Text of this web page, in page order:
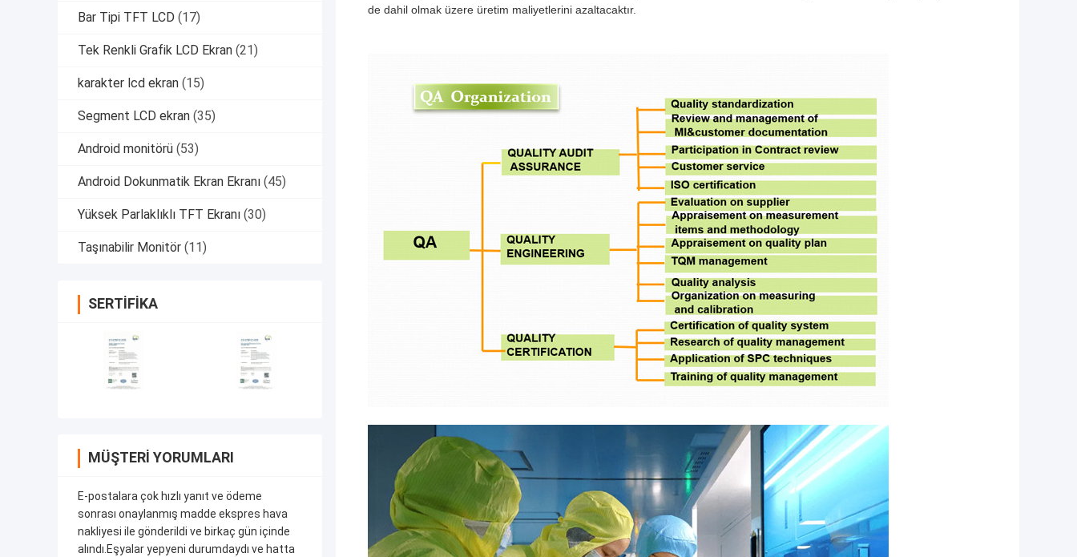
Bar Tipi TFT LCD (17)
Tek Renkli Grafik LCD Ekran (21)
karakter lcd ekran (15)
Segment LCD ekran (35)
Android monitörü (53)
Android Dokunmatik Ekran Ekranı (45)
Yüksek Parlaklıklı TFT Ekranı (30)
Taşınabilir Monitör (11)
SERTIFIKA
MÜŞTERI YORUMLARI
E-postalara çok hızlı yanıt ve ödeme
sonrası onaylanmış madde ekspres hava
nakliyesi ile gönderildi ve birkaç gün içinde
alındı.Eşyalar yepyeni durumdaydı ve hatta
de dahil olmak üzere üretim maliyetlerini azaltacaktır.